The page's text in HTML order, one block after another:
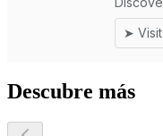
Descubre más